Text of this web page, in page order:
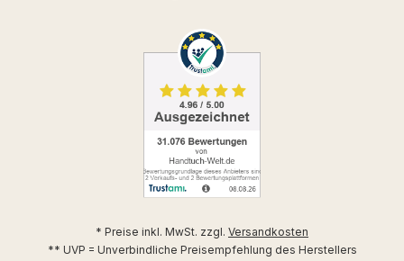
* Preise inkl. MwSt. zzgl. Versandkosten
** UVP = Unverbindliche Preisempfehlung des Herstellers